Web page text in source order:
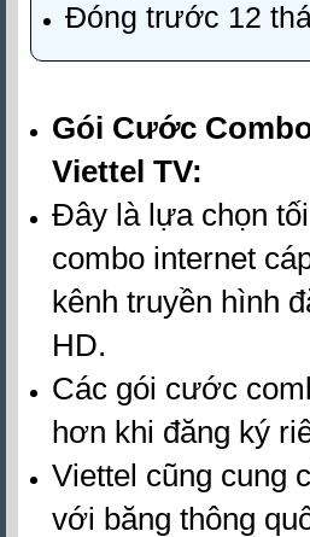
Đóng trước 12
Gói Cước
Viettel TV:
Đây là lựa chọn
combo internet
kênh truyền hình
HD.
Các gói cước
hơn khi đăng ký
Viettel cũng cung
với băng thông